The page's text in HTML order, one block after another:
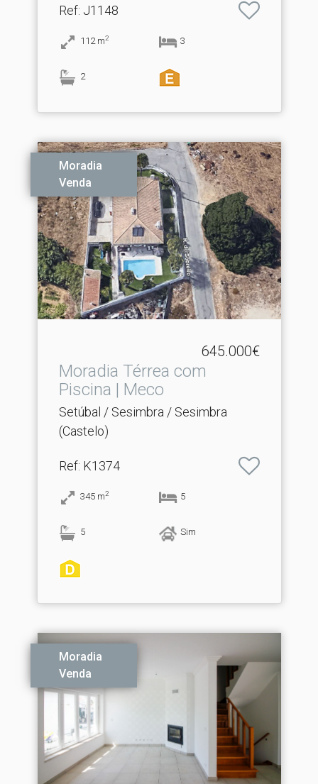
Ref: J1148
112 m2 3
2
Moradia
Venda
645.000€
Moradia Térrea com
Piscina | Meco
Setúbal / Sesimbra / Sesimbra
(Castelo)
Ref: K1374
345 m2 5
5 Sim
Moradia
Venda